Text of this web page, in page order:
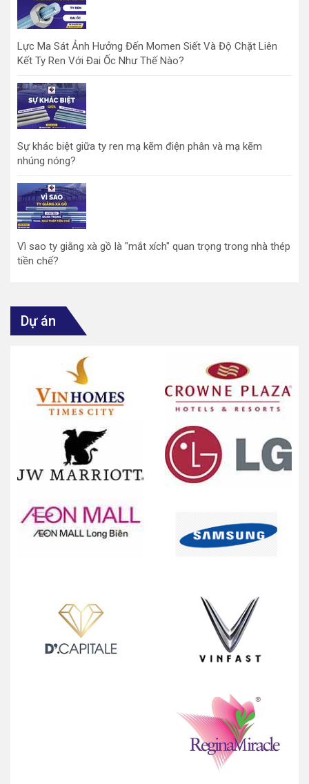
Lực Ma Sát Ảnh Hưởng Đến Momen Siết Và Độ Chặt Liên
Kết Ty Ren Với Đai Ốc Như Thế Nào?
Sự khác biệt giữa ty ren mạ kẽm điện phân và mạ kẽm
nhúng nóng?
Vì sao ty giằng xà gồ là "mắt xích" quan trọng trong nhà thép
tiền chế?
Dự án